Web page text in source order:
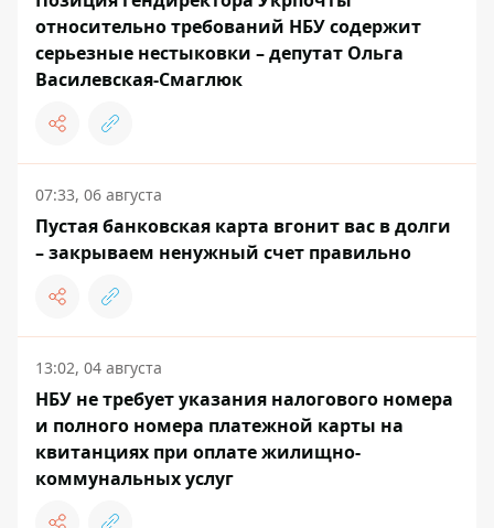
относительно требований НБУ содержит
серьезные нестыковки – депутат Ольга
Василевская-Смаглюк
07:33, 06 августа
Пустая банковская карта вгонит вас в долги
– закрываем ненужный счет правильно
13:02, 04 августа
НБУ не требует указания налогового номера
и полного номера платежной карты на
квитанциях при оплате жилищно-
коммунальных услуг